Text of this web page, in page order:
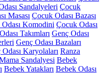
Sandalyeleri Çocuk
Masası Çocuk Odası Bazası
Komodini Çocuk Odası
Takımları Genç Odası
Genç Odası Bazaları
Karyolaları Ranza
Sandalyesi Bebek
Bebek Yatakları Bebek Odası